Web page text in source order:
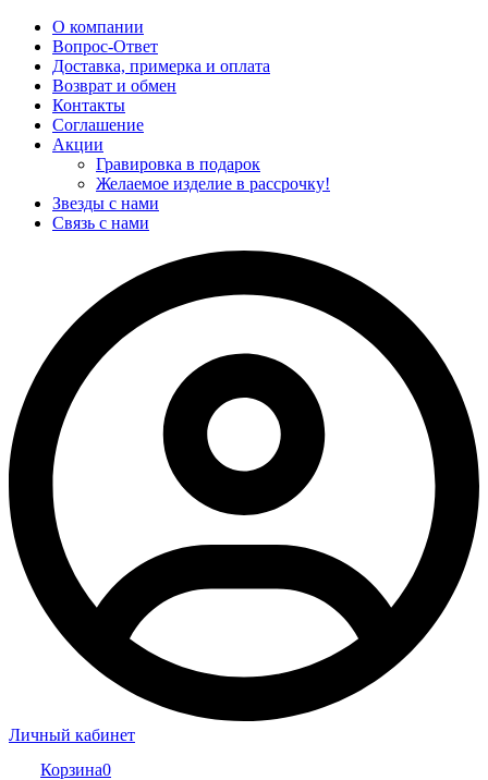
О компании
Вопрос-Ответ
Доставка, примерка и оплата
Возврат и обмен
Контакты
Соглашение
Акции
Гравировка в подарок
Желаемое изделие в рассрочку!
Звезды с нами
Связь с нами
Личный кабинет
Корзина0